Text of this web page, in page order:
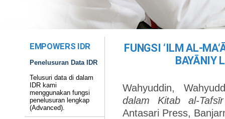
EMPOWERS IDR
Penelusuran Data IDR
Telusuri data di dalam
IDR kami
menggunakan fungsi
penelusuran lengkap
(Advanced).
FUNGSI ‘ILM AL-
BAYĀNIY
Wahyuddin,
dalam Kitab al-
Antasari Press,